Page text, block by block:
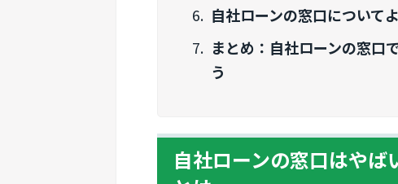
自社ローンの窓口について
まとめ：自社ローンの窓口
う
自社ローンの窓口はや